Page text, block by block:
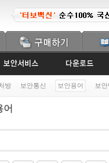
방 보안통신 보안용어 보